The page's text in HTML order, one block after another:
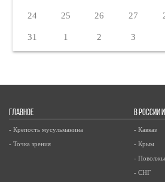
24 25 26 27
31 1 2 3
ГЛАВНОЕ
- Крепость мусульманина
- Точка зрения
В РОССИИ И
- Кавказ
- Крым
-
- СНГ